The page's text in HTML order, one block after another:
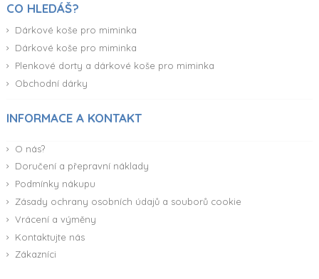
CO HLEDÁŠ?
Dárkové koše pro miminka
Dárkové koše pro miminka
Plenkové dorty a dárkové koše pro miminka
Obchodní dárky
INFORMACE A KONTAKT
O nás?
Doručení a přepravní náklady
Podmínky nákupu
Zásady ochrany osobních údajů a souborů cookie
Vrácení a výměny
Kontaktujte nás
Zákazníci